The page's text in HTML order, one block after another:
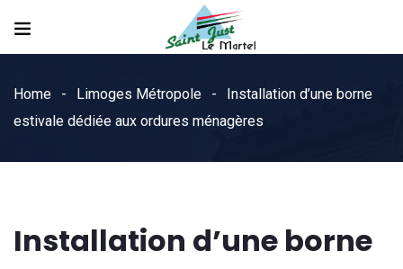
Home Limoges Métropole
Installation d’une borne
estivale dédiée aux ordures ménagères
Installation d’une borne